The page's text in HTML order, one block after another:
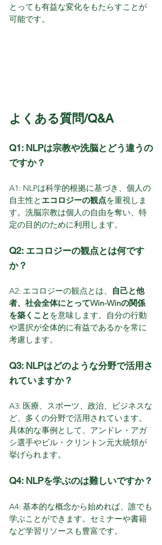
とっても有益な変化をもたらすことが
可能です。
よくある質問/Q&A
Q1: NLPは宗教や洗脳とどう違うの
ですか？
A1: NLPは科学的根拠に基づき、個人の
自主性と エコロジーの観点を重視しま
す。洗脳宗教は個人の自由を奪い、特
定の目的のために利用します。
Q2: エコロジーの観点とは何です
か？
A2: エコロジーの観点とは、
自己と他
者、社会全体にとってWin-Winの関係
を築くこと を意味します。自分の行動
や選択が全体的に有益であるかを常に
考慮します。
Q3: NLPはどのような分野で活用さ
れていますか？
A3: 医療、スポーツ、政治、ビジネスな
ど、多くの分野で活用されています。
具体的な事例として、アンドレ・アガ
シ選手やビル・クリントン元大統領が
挙げられます。
Q4: NLPを学ぶのは難しいですか？
A4: 基本的な概念から始めれば、誰でも
学ぶことができます。セミナーや書籍
など学習リソースも豊富です。